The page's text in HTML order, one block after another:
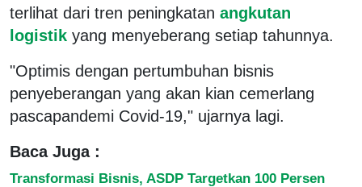
terlihat dari tren peningkatan angkutan
logistik yang menyeberang setiap tahunnya.
"Optimis dengan pertumbuhan bisnis
penyeberangan yang akan kian cemerlang
pascapandemi Covid-19," ujarnya lagi.
Baca Juga :
Transformasi Bisnis, ASDP Targetkan 100 Persen